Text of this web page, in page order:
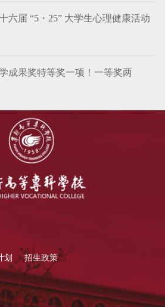
六届 “5・25” 大学生心理健康活动
成果奖特等奖一项！一等奖两
划 招生政策